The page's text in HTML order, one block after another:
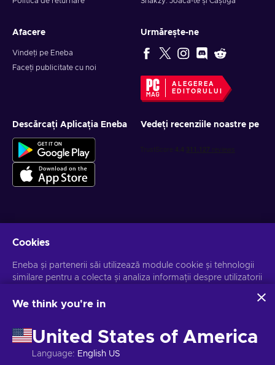
Afacere
Vindeți pe Eneba
Faceți publicitate cu noi
Urmărește-ne
ALEGEREA
EDITORULUI
Descărcați Aplicația Eneba Vedeți recenziile noastre pe
Te poți dezabona la orice moment. ViziteazăNotificarea de
Cookies
Eneba și partenerii săi utilizează module cookie și tehnologii
similare pentru a colecta și analiza informații despre utilizatorii
conținutul, publicitatea și alte servicii de pe site. Datele dvs.
Făcând clic pe "Accept all", sunteți de acord cu utilizarea
acestor tehnologii de către Eneba și partenerii săi. Vă puteți
ajusta consimțământul făcând clic pe "Personalizați".
We think you're in
United States of America
Language: English US